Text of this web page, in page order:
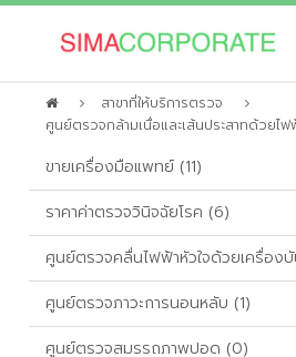
สาขาที่ให้บริการตรวจ
ศูนย์ตรวจกล้ามเนื่อและเส้นประสาทด้วยไฟ
ขายเครื่องมือแพทย์ (11)
ราคาค่าตรวจวินิจฉัยโรค (6)
ศูนย์ตรวจคลื่นไฟฟ้าหัวใจด้วยเครื่อ
ศูนย์ตรวจภาวะการนอนหลับ (1)
ศูนย์ตรวจสมรรถภาพปอด (0)